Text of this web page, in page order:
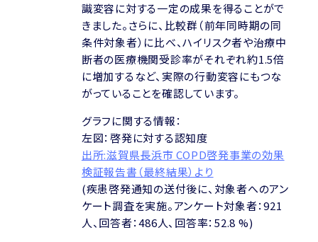
識変容に対する一定の成果を得ることがで
きました。さらに、比較群（前年同時期の同
条件対象者）に比べ、ハイリスク者や治療中
断者の医療機関受診率がそれぞれ約1.5倍
に増加するなど、実際の行動変容にもつな
がっていることを確認しています。
グラフに関する情報：
左図：啓発に対する認知度
出所:滋賀県長浜市 COPD啓発事業の効果
検証報告書（最終結果）より
(疾患啓発通知の送付後に、対象者へのアン
ケート調査を実施。アンケート対象者：921
人、回答者：486人、回答率：52.8 %)